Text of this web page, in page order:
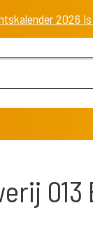
2026
013